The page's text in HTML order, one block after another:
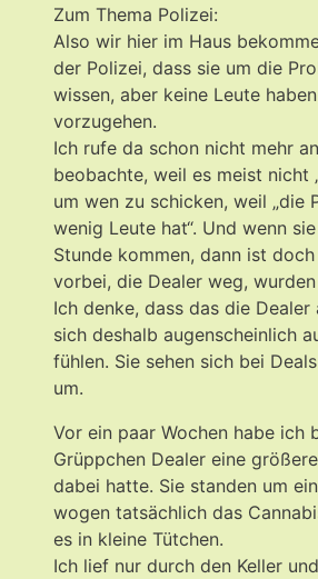
Zum Thema Polizei:
Also wir hier im Haus
der Polizei, dass sie um die
wissen, aber keine Leute
vorzugehen.
Ich rufe da schon nicht mehr
beobachte, weil es meist nicht
um wen zu schicken, weil „die
wenig Leute hat“. Und wenn
Stunde kommen, dann ist
vorbei, die Dealer weg,
Ich denke, dass das die Dealer
sich deshalb augenscheinlich
fühlen. Sie sehen sich bei
um.
Vor ein paar Wochen habe ich
Grüppchen Dealer eine
dabei hatte. Sie standen um
wogen tatsächlich das
es in kleine Tütchen.
Ich lief nur durch den Keller